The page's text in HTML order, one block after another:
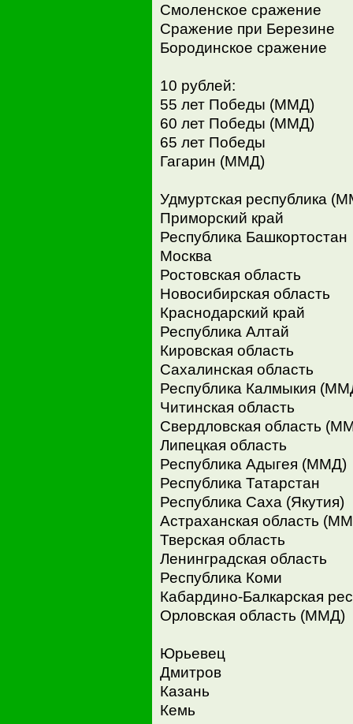
Смоленское сражение
Сражение при Березине
Бородинское сражение
10 рублей:
55 лет Победы (ММД)
60 лет Победы (ММД)
65 лет Победы
Гагарин (ММД)
Удмуртская республика
Приморский край
Республика Башкортостан
Москва
Ростовская область
Новосибирская область
Краснодарский край
Республика Алтай
Кировская область
Сахалинская область
Республика Калмыкия
Читинская область
Свердловская область
Липецкая область
Республика Адыгея (ММД)
Республика Татарстан
Республика Саха (Якутия)
Астраханская область
Тверская область
Ленинградская область
Республика Коми
Кабардино-Балкарская
Орловская область (ММД)
Юрьевец
Дмитров
Казань
Кемь